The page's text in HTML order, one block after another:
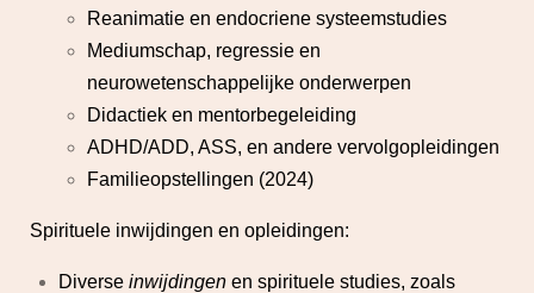
Reanimatie en endocriene systeemstudies
Mediumschap, regressie en
neurowetenschappelijke onderwerpen
Didactiek en mentorbegeleiding
ADHD/ADD, ASS, en andere vervolgopleidingen
Familieopstellingen (2024)
Spirituele inwijdingen en opleidingen:
Diverse inwijdingen en spirituele studies, zoals